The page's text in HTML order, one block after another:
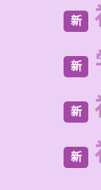
新
新
新
新